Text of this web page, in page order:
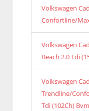
Volkswagen
Confortline/
Volkswagen
Beach 2.0 Tdi
Volkswagen
Trendline/
Tdi (102Ch)